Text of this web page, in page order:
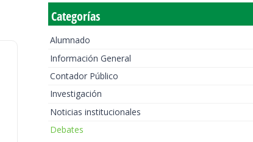
Categorías
Alumnado
Información General
Contador Público
Investigación
Noticias institucionales
Debates